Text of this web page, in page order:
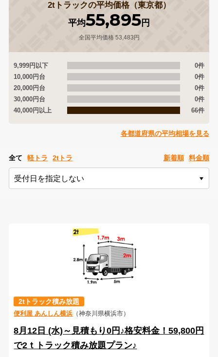
2tトラックの平均価格（東京都）
平均55,895 円
全国平均価格 53,483円
9,999円以下
0件
10,000円台
0件
20,000円台
0件
30,000円台
0件
40,000円以上
66件
各都道府県の平均相場を見る
全て 軽トラ 2tトラ 新着順 料金順
2tトラック積み放題
便利屋 あんしん横浜 （神奈川県横浜市）
8月12日 (水)～見積もり0円♪格安料金！59,800円
で2ｔトラック積み放題プラン♪